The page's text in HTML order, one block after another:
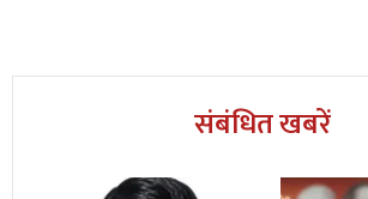
संबंधित खबरें